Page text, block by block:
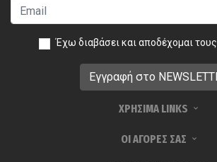
Έχω διαβάσει και αποδέχομαι τους
ΧΡΗΣΙΜΑ LINKS
ΟΙ ΑΓΟΡΕΣ ΣΑΣ